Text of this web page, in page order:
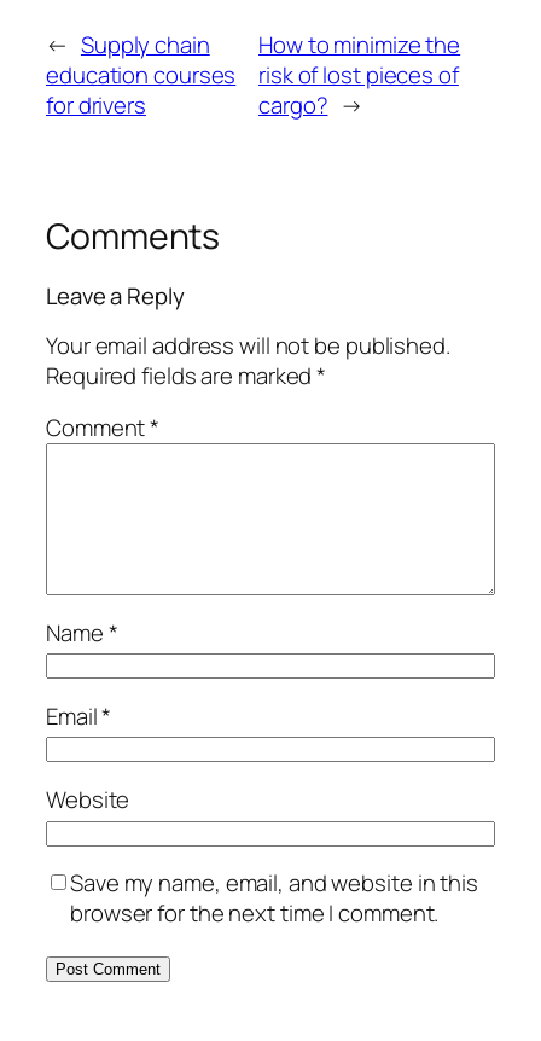
← Supply chain
education courses
for drivers
How to minimize the
risk of lost pieces of
cargo? →
Comments
Leave a Reply
Your email address will not be published.
Required fields are marked*
Comment*
Name*
Email*
Website
Save my name, email, and website in this
browser for the next time I comment.